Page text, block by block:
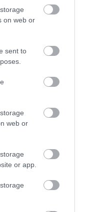
on web or
sent to
web or
or app.
έως τις